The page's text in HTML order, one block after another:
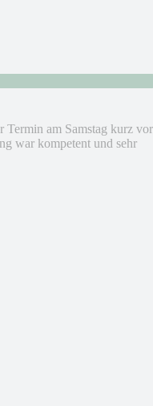
am Samstag kurz vor
war kompetent und sehr